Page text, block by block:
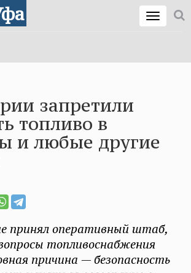
запретили
топливо в
и любые другие
принял оперативный штаб,
топливоснабжения
причина — безопасность